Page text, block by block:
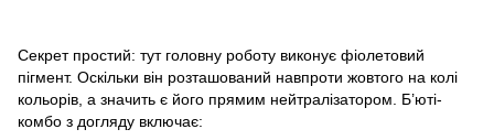
Секрет простий: тут головну роботу виконує фіолетовий
пігмент. Оскільки він розташований навпроти жовтого на колі
кольорів, а значить є його прямим нейтралізатором. Б’юті-
комбо з догляду включає: